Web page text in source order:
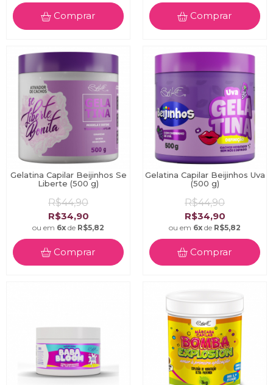
Comprar Comprar
Gelatina Capilar Beijinhos Se
Liberte (500 g)
R$44,90
R$34,90
ou em 6x de R$5,82
Comprar
Gelatina Capilar Beijinhos Uva
(500 g)
R$44,90
R$34,90
ou em 6x de R$5,82
Comprar